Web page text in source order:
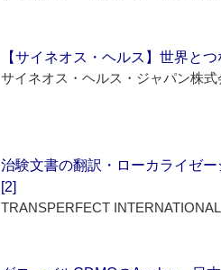
【サイネオス・ヘルス】世界と
サイネオス・ヘルス・ジャパン株式
治験文書の翻訳・ローカライゼ
[2]
TRANSPERFECT